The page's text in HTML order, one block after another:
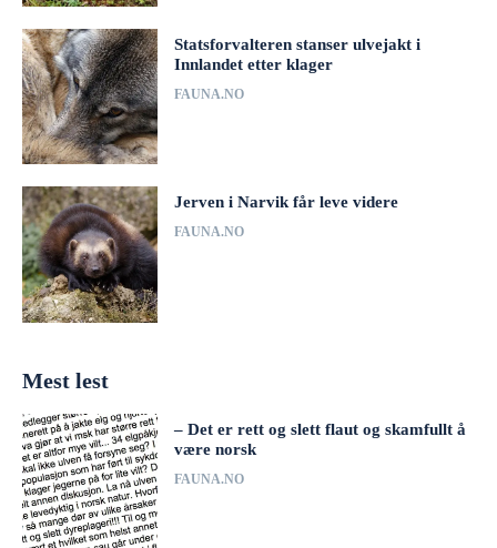
Statsforvalteren stanser ulvejakt i
Innlandet etter klager
FAUNA.NO
Jerven i Narvik får leve videre
FAUNA.NO
Mest lest
– Det er rett og slett flaut og skamfullt å
være norsk
FAUNA.NO